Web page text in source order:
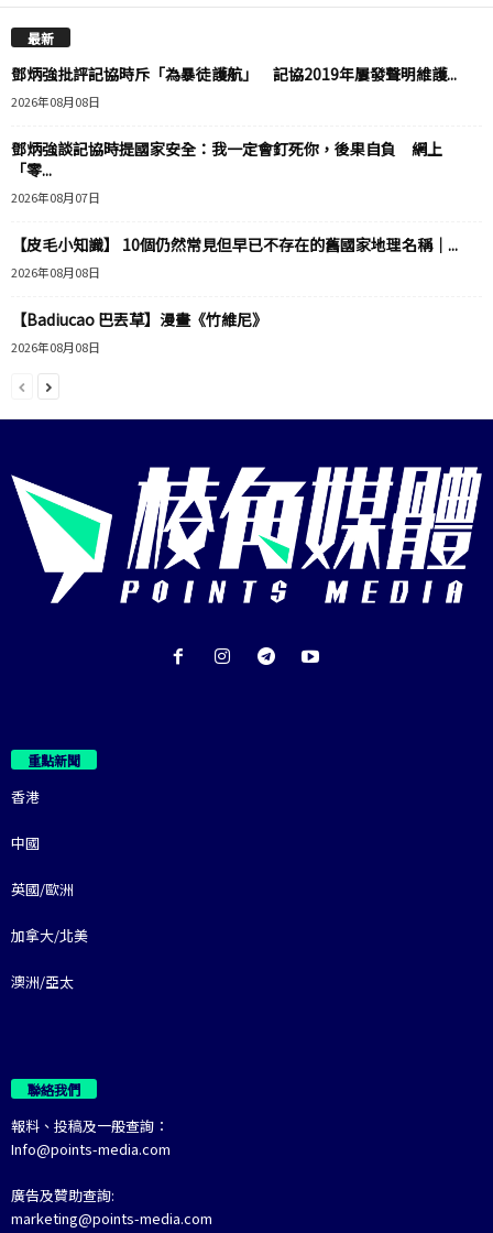
最新
鄧炳強批評記協時斥「為暴徒護航」 記協2019年屢發聲明維護...
2026年08月08日
鄧炳強談記協時提國家安全：我一定會釘死你，後果自負 網上
「零...
2026年08月07日
【皮毛小知識】 10個仍然常見但早已不存在的舊國家地理名稱｜...
2026年08月08日
【Badiucao 巴丟草】漫畫《竹維尼》
2026年08月08日
重點新聞
香港
中國
英國/歐洲
加拿大/北美
澳洲/亞太
聯絡我們
報料、投稿及一般查詢：
Info@points-media.com
廣告及贊助查詢:
marketing@points-media.com